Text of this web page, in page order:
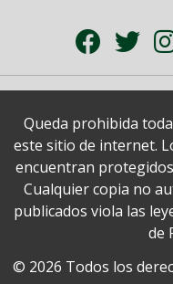
Queda prohibida
este sitio de internet.
encuentran
Cualquier copia no
publicados viola las
de
© 2026 Todos los